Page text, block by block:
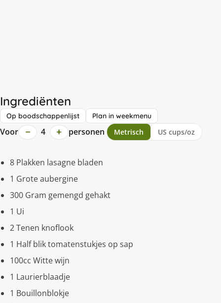
Ingrediënten
Op boodschappenlijst Plan in weekmenu
Voor − 4 + personen Metrisch US cups/oz
8 Plakken lasagne bladen
1 Grote aubergine
300 Gram gemengd gehakt
1 Ui
2 Tenen knoflook
1 Half blik tomatenstukjes op sap
100cc Witte wijn
1 Laurierblaadje
1 Bouillonblokje